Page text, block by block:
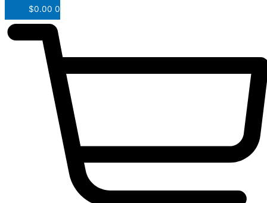
$0.00 0